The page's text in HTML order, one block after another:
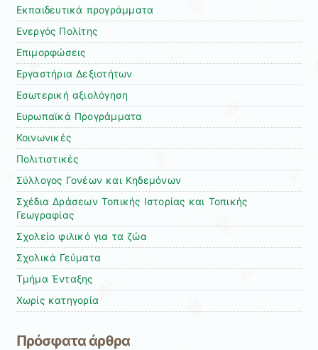
Εκπαιδευτικά προγράμματα
Ενεργός Πολίτης
Επιμορφώσεις
Εργαστήρια Δεξιοτήτων
Εσωτερική αξιολόγηση
Ευρωπαϊκά Προγράμματα
Κοινωνικές
Πολιτιστικές
Σύλλογος Γονέων και Κηδεμόνων
Σχέδια Δράσεων Τοπικής Ιστορίας και Τοπικής
Γεωγραφίας
Σχολείο φιλικό για τα ζώα
Σχολικά Γεύματα
Τμήμα Ένταξης
Χωρίς κατηγορία
Πρόσφατα άρθρα